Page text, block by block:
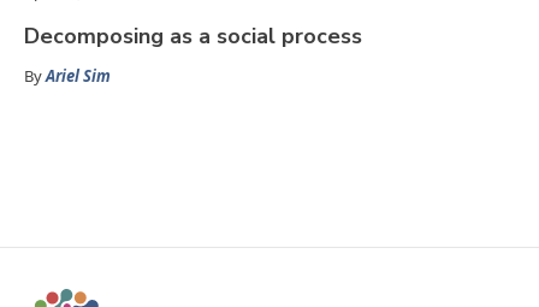
Decomposing as a social process
ByAriel Sim